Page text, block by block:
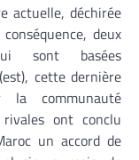
actuelle, déchirée
deux
sont basées
cette dernière
la communauté
ont conclu
un accord de